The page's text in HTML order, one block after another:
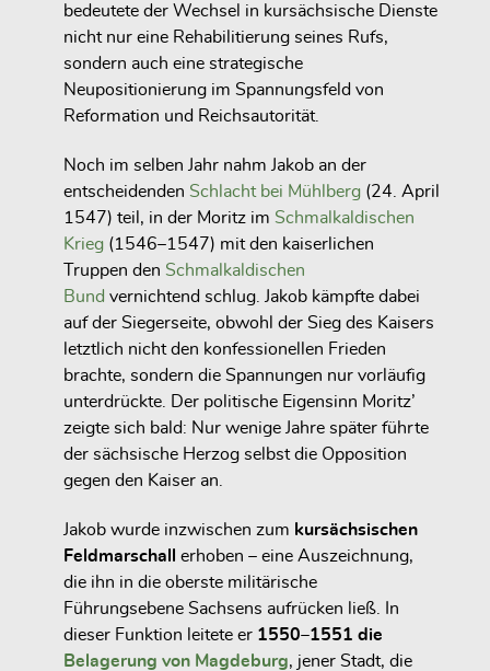
bedeutete der Wechsel in kursächsische Dienste
nicht nur eine Rehabilitierung seines Rufs,
sondern auch eine strategische
Neupositionierung im Spannungsfeld von
Reformation und Reichsautorität.
Noch im selben Jahr nahm Jakob an der
entscheidenden Schlacht bei Mühlberg (24. April
1547) teil, in der Moritz im Schmalkaldischen
Krieg (1546–1547) mit den kaiserlichen
Truppen den Schmalkaldischen
Bund vernichtend schlug. Jakob kämpfte dabei
auf der Siegerseite, obwohl der Sieg des Kaisers
letztlich nicht den konfessionellen Frieden
brachte, sondern die Spannungen nur vorläufig
unterdrückte. Der politische Eigensinn Moritz’
zeigte sich bald: Nur wenige Jahre später führte
der sächsische Herzog selbst die Opposition
gegen den Kaiser an.
Jakob wurde inzwischen zum kursächsischen
Feldmarschall
erhoben – eine Auszeichnung,
die ihn in die oberste militärische
Führungsebene Sachsens aufrücken ließ. In
dieser Funktion leitete er 1550–1551 die
Belagerung von Magdeburg, jener Stadt, die